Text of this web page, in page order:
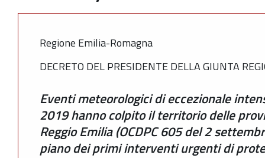
Regione Emilia-Romagna
DECRETO DEL PRESIDENTE DELLA GIUNTA
Eventi meteorologici di eccezionale
2019 hanno colpito il territorio delle
Reggio Emilia (OCDPC 605 del 2
piano dei primi interventi urgenti di